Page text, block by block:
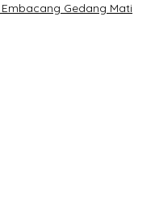
Gedang Mati